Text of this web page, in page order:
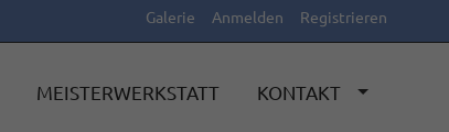
Galerie Anmelden Registrieren
MEISTERWERKSTATT KONTAKT